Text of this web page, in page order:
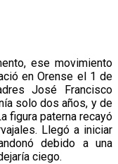
ese movimiento
en Orense el 1 de
José Francisco
solo dos años, y de
figura paterna recayó
Llegó a iniciar
debido a una
ciego.